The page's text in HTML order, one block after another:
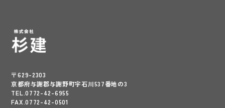
〒629-2303
京都府与謝郡与謝野町字石川537番地の3
TEL.0772-42-6955
FAX.0772-42-0501